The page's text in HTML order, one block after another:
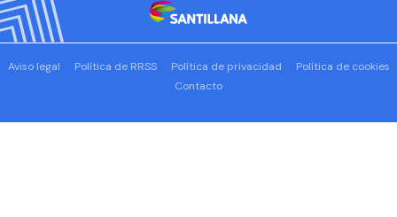
Aviso legal Política de RRSS Política de privacidad
Política de cookies
Contacto